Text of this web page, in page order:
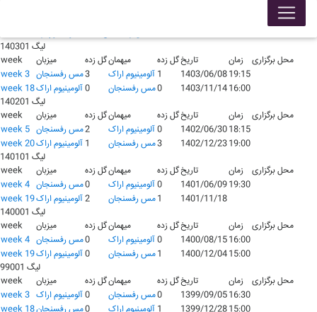
محل برگزاری
لیگ 140301
week
میزبان گل زدهمیهمان گل زدهتاریخ زمان
محل برگزاری
week 3 مس رفسنجان3 آلومينيوم اراک 1 1403/06/0819:15
week 18آلومينيوم اراک0 مس رفسنجان0 1403/11/1416:00
لیگ 140201
week
میزبان گل زدهمیهمان گل زدهتاریخ زمان
محل برگزاری
week 5 مس رفسنجان2 آلومينيوم اراک0 1402/06/3018:15
week 20آلومينيوم اراک 1 مس رفسنجان3 1402/12/2319:00
لیگ 140101
week
میزبان گل زدهمیهمان گل زدهتاریخ زمان
محل برگزاری
week 4 مس رفسنجان0 آلومينيوم اراک0 1401/06/0919:30
week 19آلومينيوم اراک2 مس رفسنجان1
1401/11/18
لیگ 140001
week
میزبان گل زدهمیهمان گل زدهتاریخ زمان
محل برگزاری
week 4 مس رفسنجان0 آلومينيوم اراک0 1400/08/1516:00
week 19آلومينيوم اراک0 مس رفسنجان1 1400/12/0415:00
لیگ 99001
week
میزبان گل زدهمیهمان گل زدهتاریخ زمان
محل برگزاری
week 3 آلومينيوم اراک0 مس رفسنجان0 1399/09/0516:30